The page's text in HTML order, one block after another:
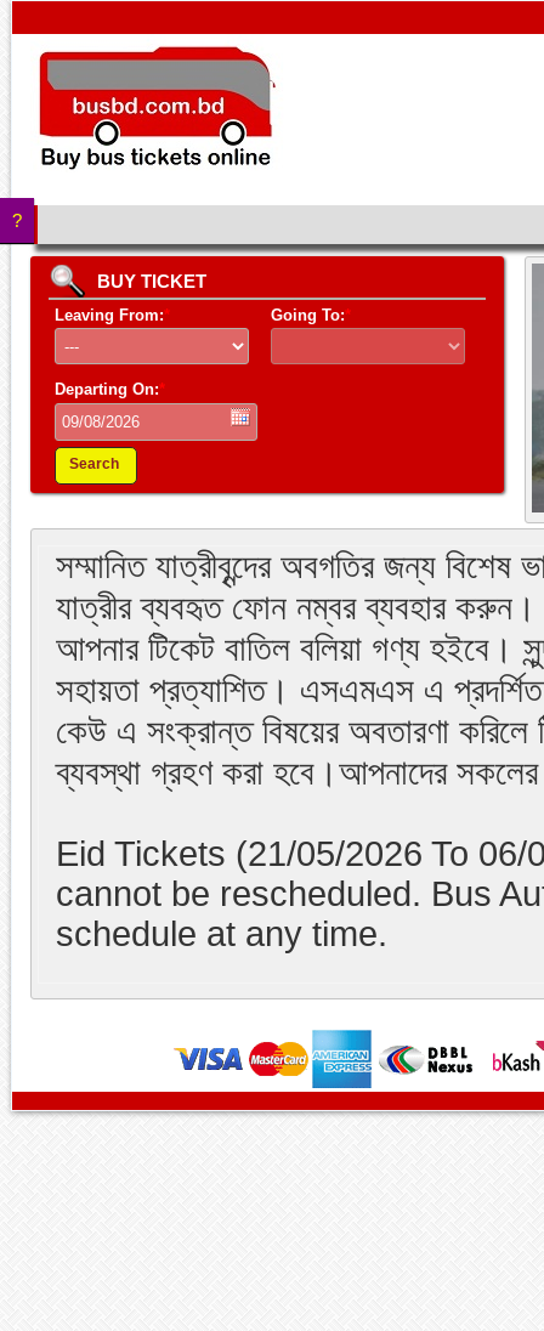
?
BUY TICKET
Leaving From:* Going To:*
Departing On:*
Search
সম্মানিত যাত্রীবৃন্দের অবগতির জন্য
যাত্রীর ব্যবহৃত ফোন নম্বর ব্যবহার
আপনার টিকেট বাতিল বলিয়া গণ্য হইবে।
সহায়তা প্রত্যাশিত। এসএমএস এ প্রদর্শিত
কেউ এ সংক্রান্ত বিষয়ের অবতারণা করিলে
ব্যবস্থা গ্রহণ করা হবে।আপনাদের
Eid Tickets (21/05/2026 To
cannot be rescheduled. Bus
schedule at any time.